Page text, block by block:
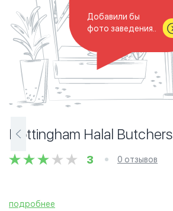
Добавили бы
фото заведения..
Nottingham Halal Butchers
3 0 отзывов
подробнее